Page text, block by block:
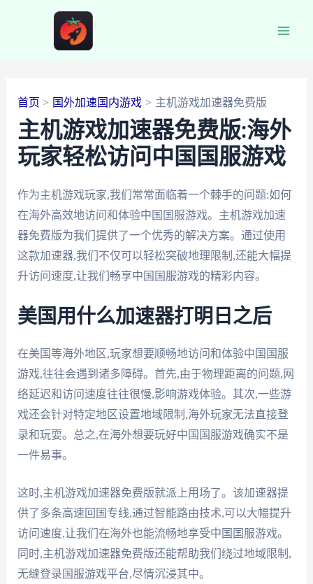
首页 国外加速国内游戏 主机游戏加速器免费版
主机游戏加速器免费版:海外
玩家轻松访问中国国服游戏
作为主机游戏玩家,我们常常面临着一个棘手的问题:如何
在海外高效地访问和体验中国国服游戏。主机游戏加速
器免费版为我们提供了一个优秀的解决方案。通过使用
这款加速器,我们不仅可以轻松突破地理限制,还能大幅提
升访问速度,让我们畅享中国国服游戏的精彩内容。
美国用什么加速器打明日之后
在美国等海外地区,玩家想要顺畅地访问和体验中国国服
游戏,往往会遇到诸多障碍。首先,由于物理距离的问题,网
络延迟和访问速度往往很慢,影响游戏体验。其次,一些游
戏还会针对特定地区设置地域限制,海外玩家无法直接登
录和玩耍。总之,在海外想要玩好中国国服游戏确实不是
一件易事。
这时,主机游戏加速器免费版就派上用场了。该加速器提
供了多条高速回国专线,通过智能路由技术,可以大幅提升
访问速度,让我们在海外也能流畅地享受中国国服游戏。
同时,主机游戏加速器免费版还能帮助我们绕过地域限制,
无缝登录国服游戏平台,尽情沉浸其中。